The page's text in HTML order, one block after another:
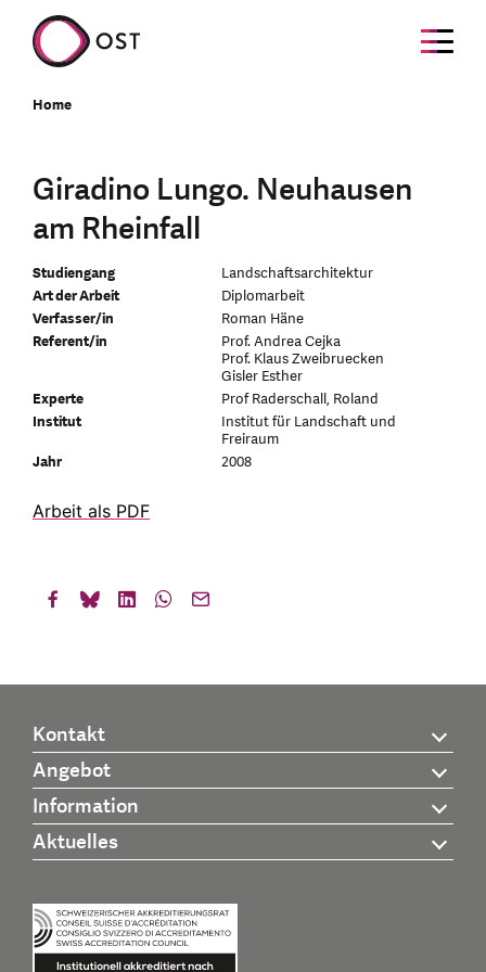
Home
Giradino Lungo. Neuhausen
am Rheinfall
Studiengang
Landschaftsarchitektur
Art der Arbeit
Diplomarbeit
Verfasser/in
Roman Häne
Referent/in
Prof. Andrea Cejka
Prof. Klaus Zweibruecken
Gisler Esther
Experte
Prof Raderschall, Roland
Institut
Institut für Landschaft und
Freiraum
Jahr
2008
Arbeit als PDF
Kontakt
Angebot
Information
Aktuelles